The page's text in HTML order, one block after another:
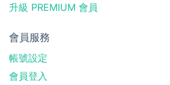
升級 PREMIUM 會員
會員服務
帳號設定
會員登入